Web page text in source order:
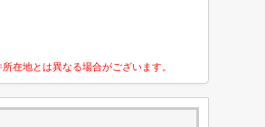
在地とは異なる場合がございます。